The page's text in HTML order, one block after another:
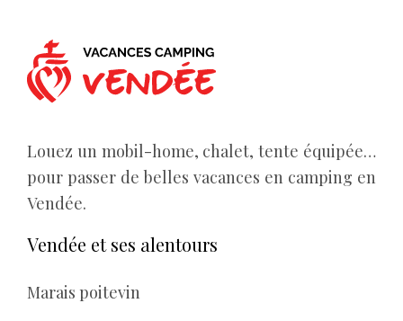
Louez un mobil-home, chalet, tente équipée…
pour passer de belles vacances en camping en
Vendée.
Vendée et ses alentours
Marais poitevin